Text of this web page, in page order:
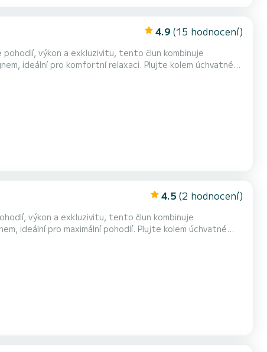
4.9 (15 hodnocení)
pohodlí, výkon a exkluzivitu, tento člun kombinuje
ideální pro komfortní relaxaci. Plujte kolem úchvatné
s průzračnou vodou, jako jsou Cantarriján a El Cañuelo.
4.5 (2 hodnocení)
výkon a exkluzivitu, tento člun kombinuje
ideální pro maximální pohodlí. Plujte kolem úchvatné
průzračnou vodou, jako jsou Cantarriján a El Cañuelo.